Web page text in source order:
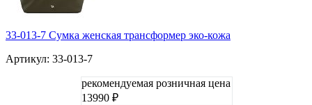
33-013-7 Сумка женская трансформер эко-кожа
Артикул: 33-013-7
рекомендуемая розничная цена
13990 ₽